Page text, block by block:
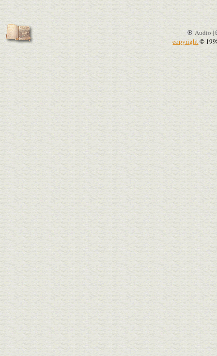
Audio |
copyright©